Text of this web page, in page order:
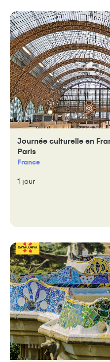
Journée culturelle en
Paris
France
1 jour